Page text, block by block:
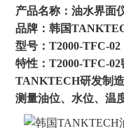
产品名称：油水界面
品牌：韩国
型号：T2000-TFC-02
特性：T2000-TFC-
TANKTECH研发制
测量油位、水位、温